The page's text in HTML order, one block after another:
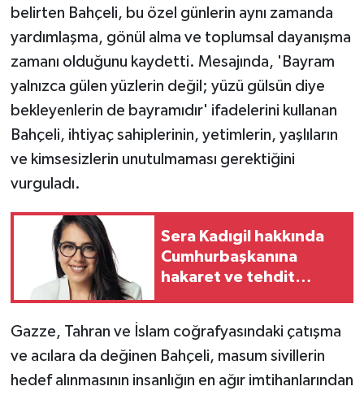
belirten Bahçeli, bu özel günlerin aynı zamanda
yardımlaşma, gönül alma ve toplumsal dayanışma
zamanı olduğunu kaydetti. Mesajında, 'Bayram
yalnızca gülen yüzlerin değil; yüzü gülsün diye
bekleyenlerin de bayramıdır' ifadelerini kullanan
Bahçeli, ihtiyaç sahiplerinin, yetimlerin, yaşlıların
ve kimsesizlerin unutulmaması gerektiğini
vurguladı.
Sera Kadıgil hakkında
Cumhurbaşkanına
hakaret ve tehdit
Gazze, Tahran ve İslam coğrafyasındaki çatışma
ve acılara da değinen Bahçeli, masum sivillerin
hedef alınmasının insanlığın en ağır imtihanlarından